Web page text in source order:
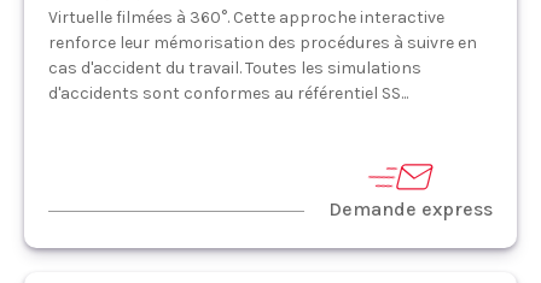
Virtuelle filmées à 360°. Cette approche interactive
renforce leur mémorisation des procédures à suivre en
cas d'accident du travail. Toutes les simulations
d'accidents sont conformes au référentiel SS...
Demande express